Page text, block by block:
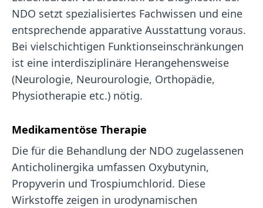
NDO setzt spezialisiertes Fachwissen und eine
entsprechende apparative Ausstattung voraus.
Bei vielschichtigen Funktionseinschränkungen
ist eine interdisziplinäre Herangehensweise
(Neurologie, Neurourologie, Orthopädie,
Physiotherapie etc.) nötig.
Medikamentöse Therapie
Die für die Behandlung der NDO zugelassenen
Anticholinergika umfassen Oxybutynin,
Propyverin und Trospiumchlorid. Diese
Wirkstoffe zeigen in urodynamischen